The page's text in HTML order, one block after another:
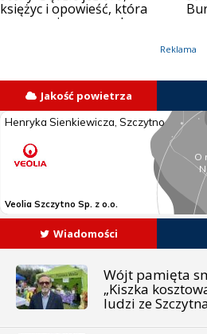
księżyc i opowieść, która
zaczyna się po zmroku
Reklama
Jakość powietrza
Wiadomości
Wójt pamięta
„Kiszka
ludzi ze